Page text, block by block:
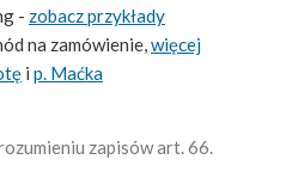
- zobacz przykłady
na zamówienie,więcej
i p. Maćka
zapisów art. 66.